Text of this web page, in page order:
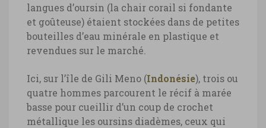
langues d’oursin (la chair corail si fondante
et goûteuse) étaient stockées dans de petites
bouteilles d’eau minérale en plastique et
revendues sur le marché.
Ici, sur l’île de Gili Meno (Indonésie), trois ou
quatre hommes parcourent le récif à marée
basse pour cueillir d’un coup de crochet
métallique les oursins diadèmes, ceux qui